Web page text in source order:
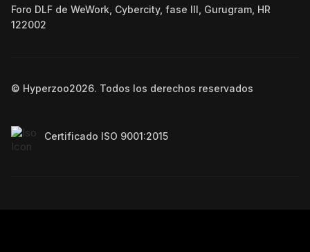
Foro DLF de WeWork, Cybercity, fase III, Gurugram, HR
122002
© Hyperzoo2026. Todos los derechos reservados
Certificado ISO 9001:2015